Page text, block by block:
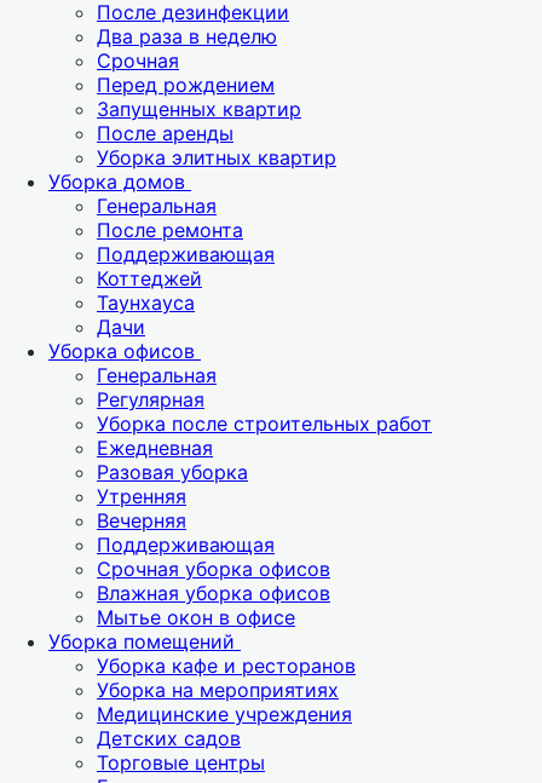
После дезинфекции
Два раза в неделю
Срочная
Перед рождением
Запущенных квартир
После аренды
Уборка элитных квартир
Уборка домов
Генеральная
После ремонта
Поддерживающая
Коттеджей
Таунхауса
Дачи
Уборка офисов
Генеральная
Регулярная
Уборка после строительных работ
Ежедневная
Разовая уборка
Утренняя
Вечерняя
Поддерживающая
Срочная уборка офисов
Влажная уборка офисов
Мытье окон в офисе
Уборка помещений
Уборка кафе и ресторанов
Уборка на мероприятиях
Медицинские учреждения
Детских садов
Торговые центры